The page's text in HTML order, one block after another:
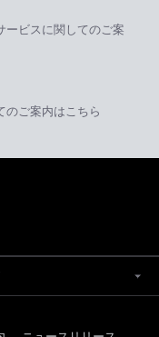
ービスに関してのご案
のご案内はこちら